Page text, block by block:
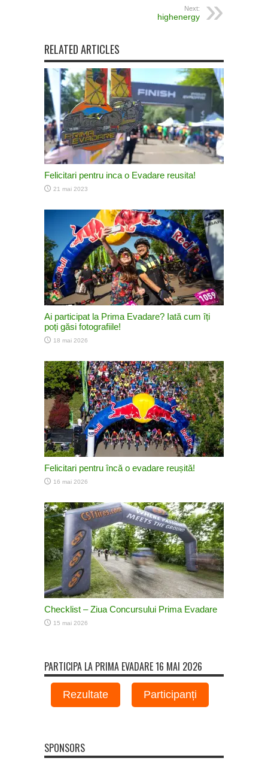
Next:
highenergy
RELATED ARTICLES
Felicitari pentru inca o Evadare reusita!
21 mai 2023
Ai participat la Prima Evadare? Iată cum îți
poți găsi fotografiile!
18 mai 2026
Felicitari pentru încă o evadare reușită!
16 mai 2026
Checklist – Ziua Concursului Prima Evadare
15 mai 2026
PARTICIPA LA PRIMA EVADARE 16 MAI 2026
Rezultate Participanți
SPONSORS